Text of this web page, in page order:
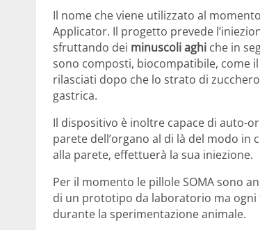
Il nome che viene utilizzato al
Applicator. Il progetto prevede
sfruttando dei minuscoli aghi che in
sono composti, biocompatibile, come
rilasciati dopo che lo strato di
gastrica.
Il dispositivo è inoltre capace di auto-
parete dell’organo al di là del modo
alla parete, effettuerà la sua iniezione.
Per il momento le pillole SOMA sono
di un prototipo da laboratorio ma
durante la sperimentazione animale.